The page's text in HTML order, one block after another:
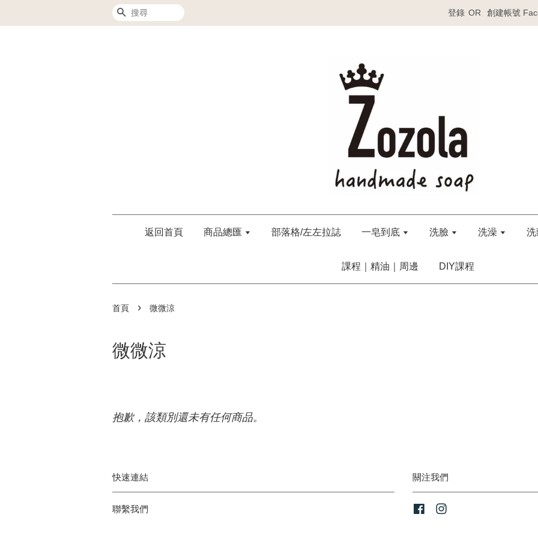
搜尋 登錄 OR 創建帳號
返回首頁 商品總匯 部落格/左左拉誌 一皂到底 洗臉 洗澡 洗
課程｜精油｜周邊 DIY課程
首頁 › 微微涼
微微涼
抱歉，該類別還未有任何商品。
快速連結
聯繫我們
關注我們
Facebook